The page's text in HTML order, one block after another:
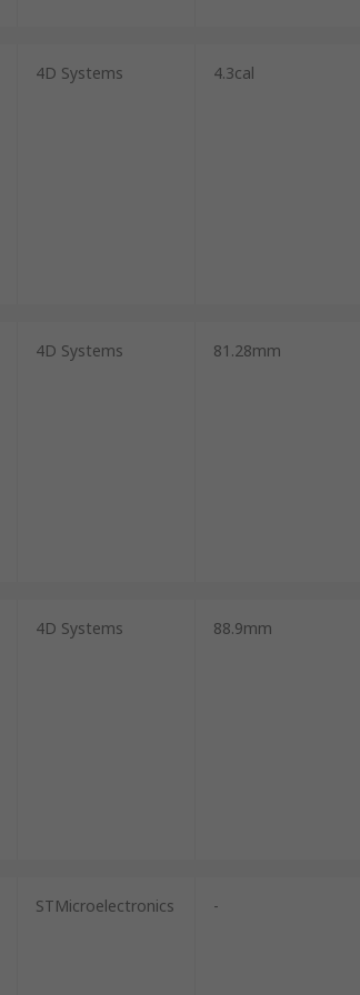
4D Systems 4.3cal
4D Systems 81.28mm
4D Systems 88.9mm
STMicroelectronics -